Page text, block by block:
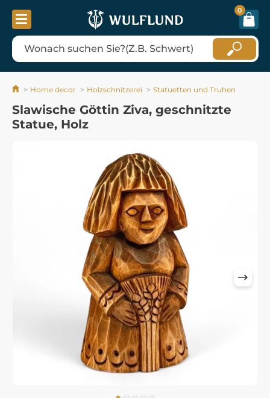
0
Home decor Holzschnitzerei Statuetten und Truhen
Slawische Göttin Ziva, geschnitzte
Statue, Holz